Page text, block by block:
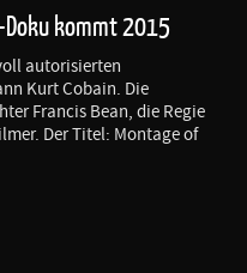
kommt 2015
autorisierten
Kurt Cobain. Die
Francis Bean, die Regie
Der Titel: Montage of